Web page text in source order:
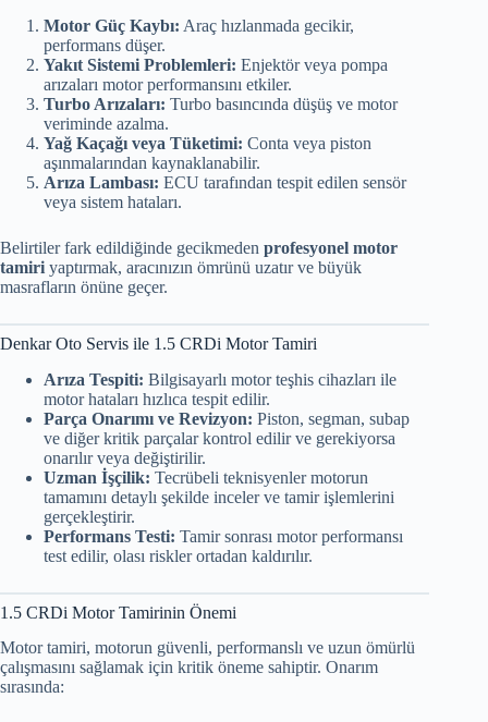
Motor Güç Kaybı: Araç hızlanmada gecikir,
performans düşer.
Yakıt Sistemi Problemleri: Enjektör veya pompa
arızaları motor performansını etkiler.
Turbo Arızaları: Turbo basıncında düşüş ve motor
veriminde azalma.
Yağ Kaçağı veya Tüketimi: Conta veya piston
aşınmalarından kaynaklanabilir.
Arıza Lambası: ECU tarafından tespit edilen sensör
veya sistem hataları.
Belirtiler fark edildiğinde gecikmeden profesyonel motor
tamiri yaptırmak, aracınızın ömrünü uzatır ve büyük
masrafların önüne geçer.
Denkar Oto Servis ile 1.5 CRDi Motor Tamiri
Arıza Tespiti: Bilgisayarlı motor teşhis cihazları ile
motor hataları hızlıca tespit edilir.
Parça Onarımı ve Revizyon: Piston, segman, subap
ve diğer kritik parçalar kontrol edilir ve gerekiyorsa
onarılır veya değiştirilir.
Uzman İşçilik: Tecrübeli teknisyenler motorun
tamamını detaylı şekilde inceler ve tamir işlemlerini
gerçekleştirir.
Performans Testi: Tamir sonrası motor performansı
test edilir, olası riskler ortadan kaldırılır.
1.5 CRDi Motor Tamirinin Önemi
Motor tamiri, motorun güvenli, performanslı ve uzun ömürlü
çalışmasını sağlamak için kritik öneme sahiptir. Onarım
sırasında: